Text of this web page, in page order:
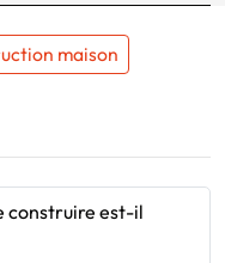
maison
construire est-il